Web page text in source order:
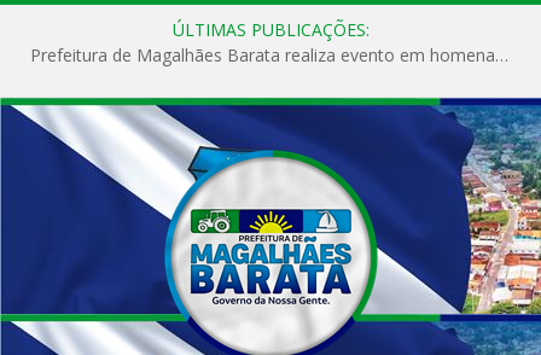
ÚLTIMAS PUBLICAÇÕES:
Prefeitura de Magalhães Barata realiza evento em homenagem ao Dia Internacional da Mulher